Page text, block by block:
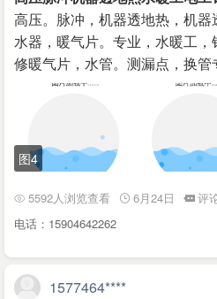
高压。脉冲，机器透地热，机
水器，暖气片。专业，水暖工
修暖气片，水管。测漏点，换
图4
5592人浏览查看 6月24日
评
电话：15904642262
1577464****